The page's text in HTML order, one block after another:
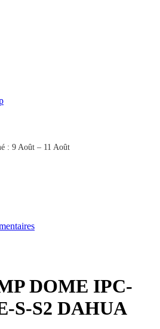
: 9 Août – 11 Août
DOME IPC-
S-S2 DAHUA